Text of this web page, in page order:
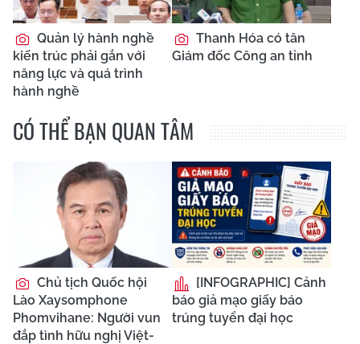
Quản lý hành nghề
kiến trúc phải gắn với
năng lực và quá trình
hành nghề
Thanh Hóa có tân
Giám đốc Công an tỉnh
CÓ THỂ BẠN QUAN TÂM
Chủ tịch Quốc hội
Lào Xaysomphone
Phomvihane: Người vun
đắp tình hữu nghị Việt-
[INFOGRAPHIC] Cảnh
báo giả mạo giấy báo
trúng tuyển đại học